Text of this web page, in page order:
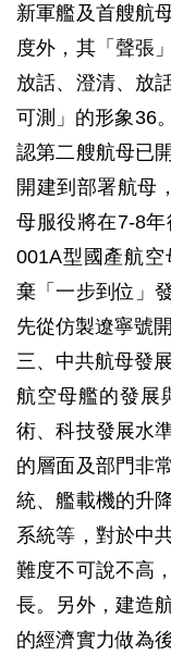
新軍艦及首艘航
度外，其「聲張
放話、澄清、放
可測」的形象36
認第二艘航母已
開建到部署航母
母服役將在7-8
001A型國產航
棄「一步到位」
先從仿製遼寧號
三、中共航母發
航空母艦的發展
術、科技發展水
的層面及部門非
統、艦載機的升
系統等，對於中
難度不可說不高
長。另外，建造
的經濟實力做為